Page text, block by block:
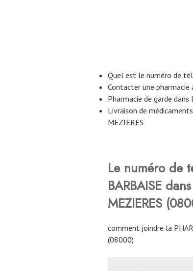
Quel est le numéro de
Contacter une pharmacie
Pharmacie de garde
Livraison de
MEZIERES
Le numéro de
BARBAISE
MEZIERES
comment joindre la
(08000)